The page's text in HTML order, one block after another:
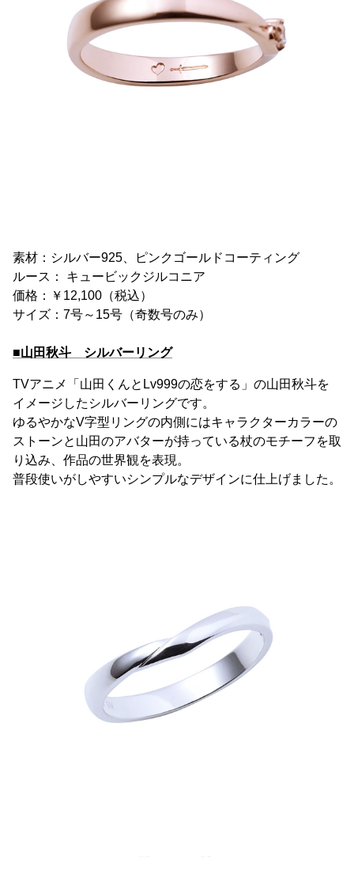
素材：シルバー925、ピンクゴールドコーティング
ルース： キュービックジルコニア
価格：￥12,100（税込）
サイズ：7号～15号（奇数号のみ）
■山田秋斗 シルバーリング
TVアニメ「山田くんとLv999の恋をする」の山田秋斗を
イメージしたシルバーリングです。
ゆるやかなV字型リングの内側にはキャラクターカラーの
ストーンと山田のアバターが持っている杖のモチーフを取
り込み、作品の世界観を表現。
普段使いがしやすいシンプルなデザインに仕上げました。